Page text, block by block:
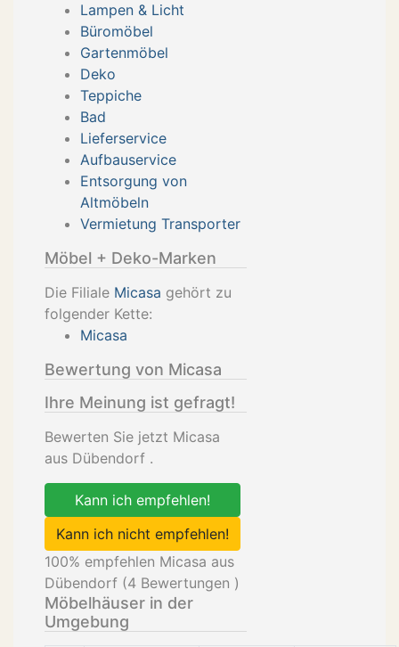
Lampen & Licht
Büromöbel
Gartenmöbel
Deko
Teppiche
Bad
Lieferservice
Aufbauservice
Entsorgung von
Altmöbeln
Vermietung Transporter
Möbel + Deko-Marken
Die Filiale Micasa gehört zu
folgender Kette:
Micasa
Bewertung von Micasa
Ihre Meinung ist gefragt!
Bewerten Sie jetzt Micasa
aus Dübendorf .
Kann ich empfehlen!
Kann ich nicht empfehlen!
100% empfehlen Micasa aus
Dübendorf (4 Bewertungen )
Möbelhäuser in der
Umgebung